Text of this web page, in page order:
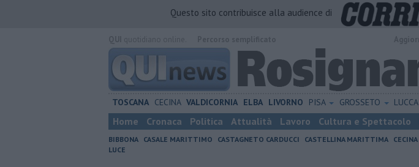
Questo sito contribuisce alla audience di
TOSCANA CECINA VALDICORNIA ELBA LIVORNO PISA GROSSETO LUCCA
Home Cronaca Politica Attualità Lavoro Cultura e Spettacolo
BIBBONA CASALE MARITTIMO CASTAGNETO CARDUCCI CASTELLINA MARITTIMA CECINA
LUCE